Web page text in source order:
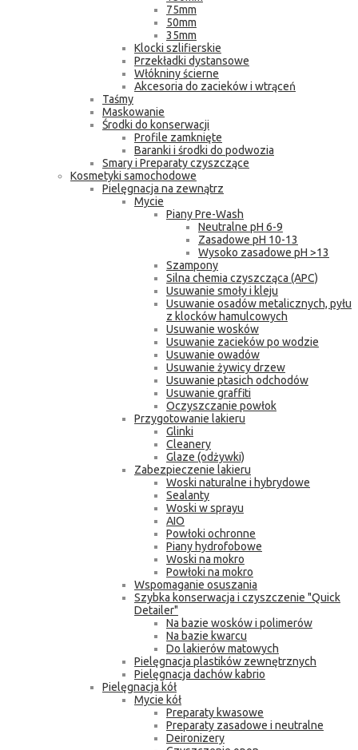
75mm
50mm
35mm
Klocki szlifierskie
Przekładki dystansowe
Włókniny ścierne
Akcesoria do zacieków i wtrąceń
Taśmy
Maskowanie
Środki do konserwacji
Profile zamknięte
Baranki i środki do podwozia
Smary i Preparaty czyszczące
Kosmetyki samochodowe
Pielęgnacja na zewnątrz
Mycie
Piany Pre-Wash
Neutralne pH 6-9
Zasadowe pH 10-13
Wysoko zasadowe pH >13
Szampony
Silna chemia czyszcząca (APC)
Usuwanie smoły i kleju
Usuwanie osadów metalicznych, pyłu
z klocków hamulcowych
Usuwanie wosków
Usuwanie zacieków po wodzie
Usuwanie owadów
Usuwanie żywicy drzew
Usuwanie ptasich odchodów
Usuwanie graffiti
Oczyszczanie powłok
Przygotowanie lakieru
Glinki
Cleanery
Glaze (odżywki)
Zabezpieczenie lakieru
Woski naturalne i hybrydowe
Sealanty
Woski w sprayu
AIO
Powłoki ochronne
Piany hydrofobowe
Woski na mokro
Powłoki na mokro
Wspomaganie osuszania
Szybka konserwacja i czyszczenie "Quick
Detailer"
Na bazie wosków i polimerów
Na bazie kwarcu
Do lakierów matowych
Pielęgnacja plastików zewnętrznych
Pielęgnacja dachów kabrio
Pielęgnacja kół
Mycie kół
Preparaty kwasowe
Preparaty zasadowe i neutralne
Deironizery